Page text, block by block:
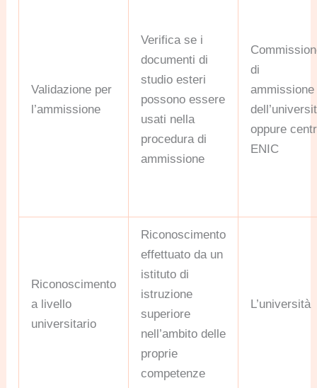
Validazione per
l’ammissione
Verifica se i
documenti di
studio esteri
possono essere
usati nella
procedura di
ammissione
di
ammissione
oppure
ENIC
Riconoscimento
a livello
universitario
Riconoscimento
effettuato da un
istituto di
istruzione
superiore
nell’ambito delle
proprie
competenze
L’università